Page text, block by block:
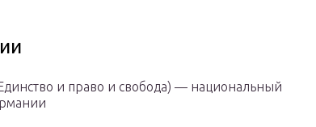
и право и свобода) — национальный